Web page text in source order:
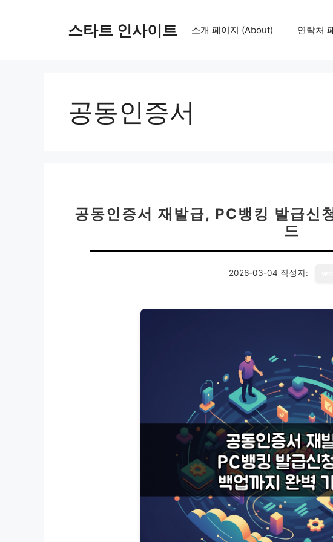
스타트 인사이트 소개 페이지 (About) 연락처
공동인증서
공동인증서 재발급, PC뱅킹 발급신
드
2026-03-04 작성자: